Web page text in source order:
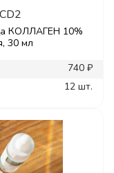
КОЛЛАГЕН 10%
30 мл
740 ₽
12 шт.